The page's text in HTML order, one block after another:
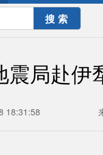
震局赴伊
18:31:58